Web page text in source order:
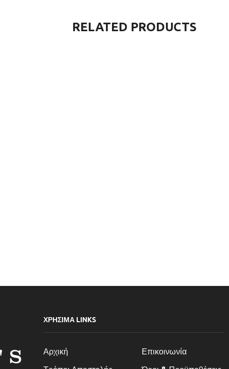
RELATED PRODUCTS
ΧΡΗΣΙΜΑ LINKS
Αρχική
Επικοινωνία